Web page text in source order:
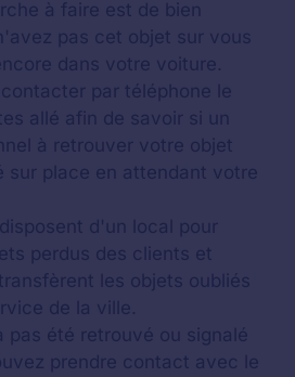
à faire est de bien
pas cet objet sur vous
dans votre voiture.
par téléphone le
allé afin de savoir si un
à retrouver votre objet
sur place en attendant votre
d'un local pour
perdus des clients et
les objets oubliés
de la ville.
pas été retrouvé ou signalé
prendre contact avec le